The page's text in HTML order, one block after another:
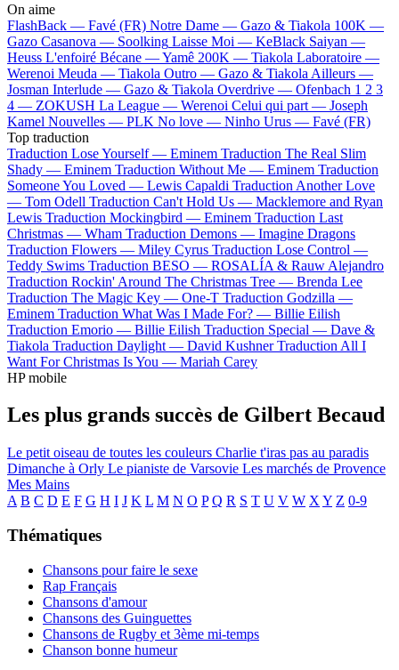
On aime
FlashBack — Favé (FR) Notre Dame — Gazo & Tiakola 100K —
Gazo Casanova — Soolking Laisse Moi — KeBlack Saiyan —
Heuss L'enfoiré Bécane —Yamê 200K — Tiakola Laboratoire —
Werenoi Meuda — Tiakola Outro — Gazo & Tiakola Ailleurs —
Josman Interlude — Gazo & Tiakola Overdrive — Ofenbach 1 2 3
4 — ZOKUSH La League — Werenoi Celui qui part — Joseph
Kamel Nouvelles — PLK No love — Ninho Urus — Favé (FR)
Top traduction
Traduction Lose Yourself — Eminem Traduction The Real Slim
Shady — Eminem Traduction Without Me — Eminem Traduction
Someone You Loved — Lewis Capaldi Traduction Another Love
— Tom Odell Traduction Can't Hold Us — Macklemore and Ryan
Lewis Traduction Mockingbird — Eminem Traduction Last
Christmas — Wham Traduction Demons — Imagine Dragons
Traduction Flowers — Miley Cyrus Traduction Lose Control —
Teddy Swims Traduction BESO — ROSALÍA & Rauw Alejandro
Traduction Rockin' Around The Christmas Tree — Brenda Lee
Traduction The Magic Key — One-T Traduction Godzilla —
Eminem Traduction What Was I Made For? — Billie Eilish
Traduction Emorio — Billie Eilish Traduction Special — Dave &
Tiakola Traduction Daylight — David Kushner Traduction All I
Want For Christmas Is You — Mariah Carey
HP mobile
Les plus grands succès de Gilbert Becaud
Le petit oiseau de toutes les couleurs Charlie t'iras pas au paradis
Dimanche à Orly Le pianiste de Varsovie Les marchés de Provence
Mes Mains
A B C D E F G H I J K L M N O P Q R S T U V W X Y Z 0-9
Thématiques
Chansons pour faire le sexe
Rap Français
Chansons d'amour
Chansons des Guinguettes
Chansons de Rugby et 3ème mi-temps
Chanson bonne humeur